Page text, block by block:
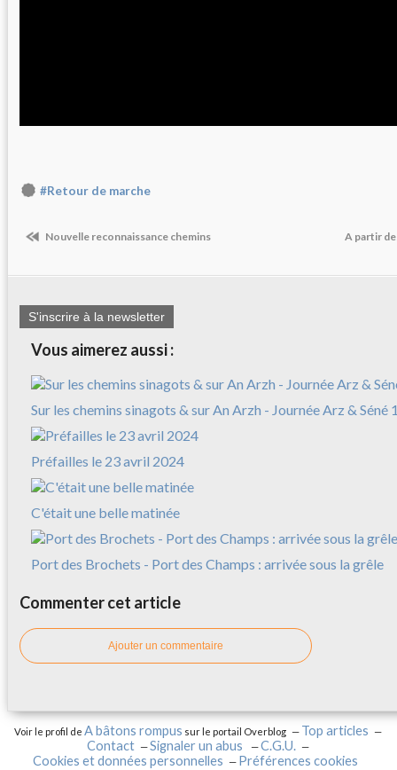
#Retour de marche
Nouvelle reconnaissance chemins A partir
S'inscrire à la newsletter
Vous aimerez aussi :
Sur les chemins sinagots & sur An Arzh - Journée Arz & Séné
Préfailles le 23 avril 2024
C'était une belle matinée
Port des Brochets - Port des Champs : arrivée sous la grêle
Commenter cet article
Ajouter un commentaire
Voir le profil deA bâtons rompus sur le portail Overblog
Top articles
Contact
Signaler un abus
C.G.U.
Cookies et données personnelles
Préférences cookies